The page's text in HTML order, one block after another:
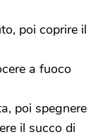
poi coprire il
a fuoco
poi spegnere
il succo di